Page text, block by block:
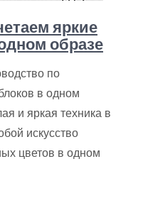
яркие
образе
по
в одном
и яркая техника в
искусство
цветов в одном